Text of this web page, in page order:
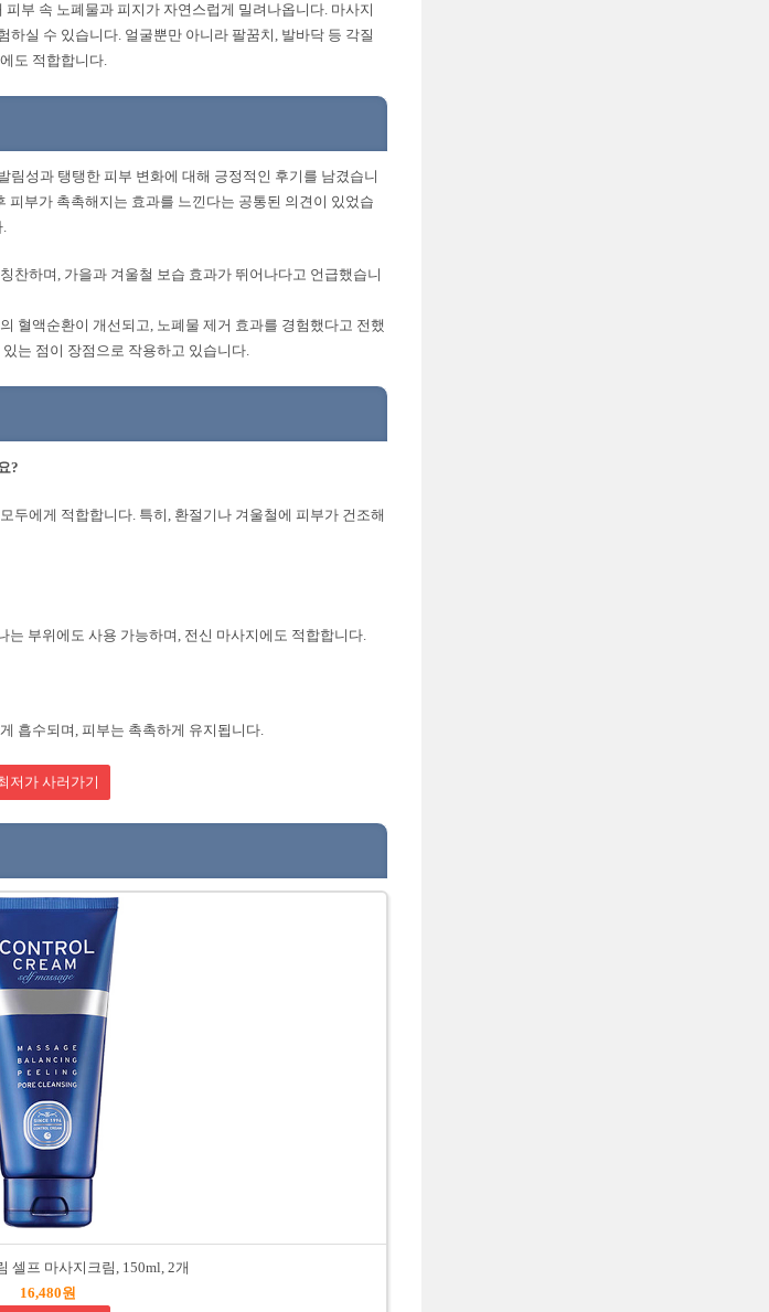
부 속 노폐물과 피지가 자연스럽게 밀려나옵니다. 마사지
실 수 있습니다. 얼굴뿐만 아니라 팔꿈치, 발바닥 등 각질
도 적합합니다.
림성과 탱탱한 피부 변화에 대해 긍정적인 후기를 남겼습니
피부가 촉촉해지는 효과를 느낀다는 공통된 의견이 있었습
.
찬하며, 가을과 겨울철 보습 효과가 뛰어나다고 언급했습니
혈액순환이 개선되고, 노폐물 제거 효과를 경험했다고 전했
는 점이 장점으로 작용하고 있습니다.
?
두에게 적합합니다. 특히, 환절기나 겨울철에 피부가 건조해
는 부위에도 사용 가능하며, 전신 마사지에도 적합합니다.
흡수되며, 피부는 촉촉하게 유지됩니다.
저가 사러가기
셀프 마사지크림, 150ml, 2개
16,480원